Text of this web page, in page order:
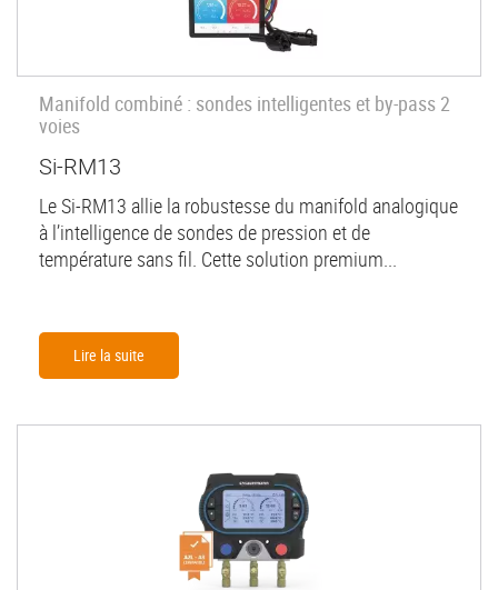
Manifold combiné : sondes intelligentes et by-pass 2
voies
Si-RM13
Le Si-RM13 allie la robustesse du manifold analogique
à l’intelligence de sondes de pression et de
température sans fil. Cette solution premium...
Lire la suite